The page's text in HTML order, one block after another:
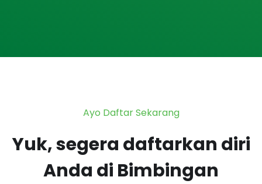
Ayo Daftar Sekarang
Yuk, segera daftarkan diri
Anda di Bimbingan